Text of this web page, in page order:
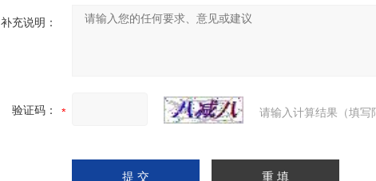
补充说明：
验证码： 请输入计算结果（填写